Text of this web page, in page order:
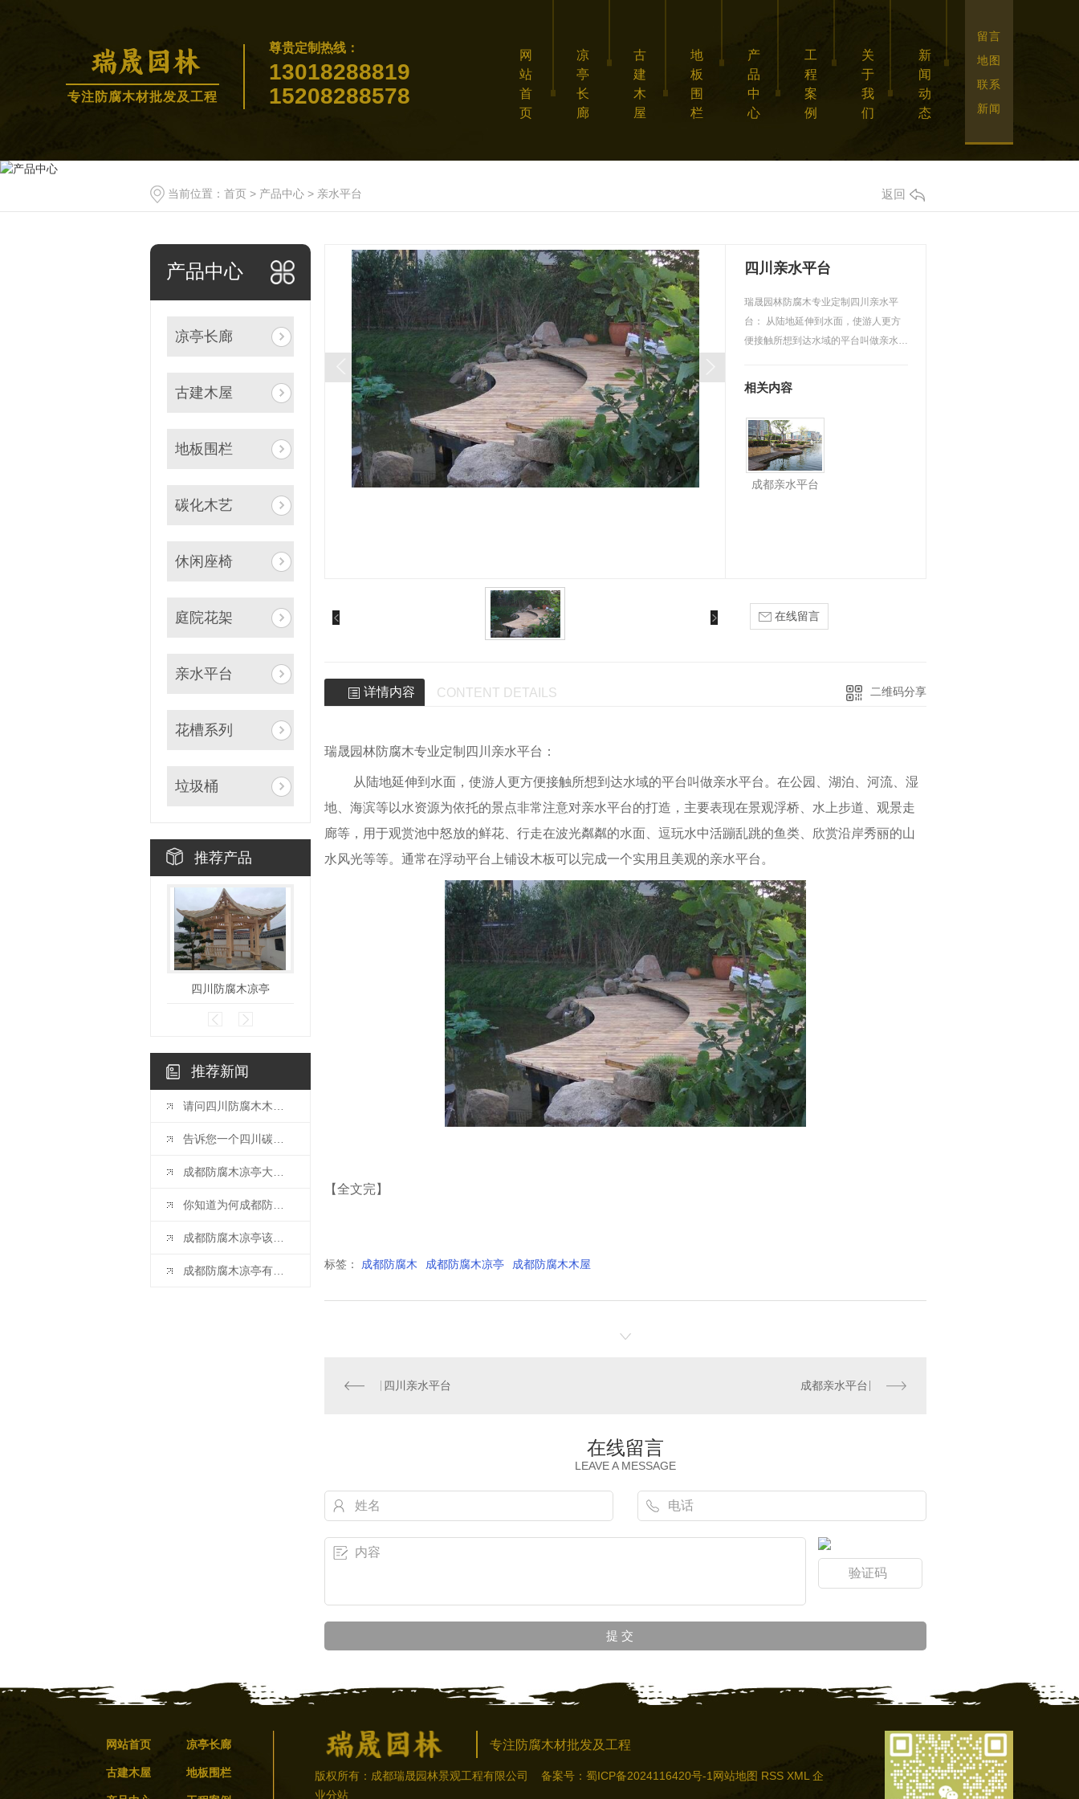
专注防腐木材批发及工程
尊贵定制热线：
13018288819
15208288578
网
站
首
页
凉
亭
长
廊
古
建
木
屋
地
板
围
栏
产
品
中
心
工
程
案
例
关
于
我
们
新
闻
动
态
留言
地图
联系
新闻
当前位置： 首页 > 产品中心 > 亲水平台 返回
产品中心
凉亭长廊
古建木屋
地板围栏
碳化木艺
休闲座椅
庭院花架
亲水平台
花槽系列
垃圾桶
推荐产品
四川防腐木凉亭 四川凉亭 绵阳凉亭长廊
推荐新闻
请问四川防腐木木屋建在哪里比较合适？
告诉您一个四川碳化木的秘密
成都防腐木凉亭大全来啦！
你知道为何成都防腐木一出就收到市场的追捧吗？
成都防腐木凉亭该如何辨别地板品质？
成都防腐木凉亭有哪些防腐原理？
四川亲水平台
瑞晟园林防腐木专业定制四川亲水平
台： 从陆地延伸到水面，使游人更方
便接触所想到达水域的平台叫做亲水平
相关内容
成都亲水平台
在线留言
详情内容 CONTENT DETAILS 二维码分享
瑞晟园林防腐木专业定制四川亲水平台：
从陆地延伸到水面，使游人更方便接触所想到达水域的平台叫做亲水平台。在公园、湖泊、河流、湿
地、海滨等以水资源为依托的景点非常注意对亲水平台的打造，主要表现在景观浮桥、水上步道、观景走
廊等，用于观赏池中怒放的鲜花、行走在波光粼粼的水面、逗玩水中活蹦乱跳的鱼类、欣赏沿岸秀丽的山
水风光等等。通常在浮动平台上铺设木板可以完成一个实用且美观的亲水平台。
【全文完】
标签： 成都防腐木 成都防腐木凉亭 成都防腐木木屋
四川亲水平台 成都亲水平台
在线留言
LEAVE A MESSAGE
网站首页 凉亭长廊
古建木屋 地板围栏
专注防腐木材批发及工程
版权所有：成都瑞晟园林景观工程有限公司 备案号： 蜀ICP备2024116420号-1网站地图 RSS XML企
业分站